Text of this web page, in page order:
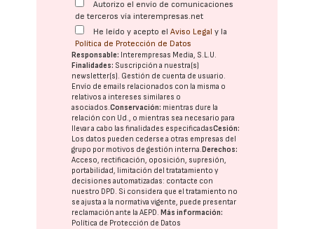
Autorizo el envío de comunicaciones
de terceros vía interempresas.net
He leído y acepto elAviso Legal y la
Política de Protección de Datos
Responsable: Interempresas Media, S.L.U.
Finalidades: Suscripción a nuestra(s)
newsletter(s). Gestión de cuenta de usuario.
Envío de emails relacionados con la misma o
relativos a intereses similares o
asociados.Conservación: mientras dure la
relación con Ud., o mientras sea necesario para
llevar a cabo las finalidades especificadasCesión:
Los datos pueden cederse a otras empresas del
grupo por motivos de gestión interna. Derechos:
Acceso, rectificación, oposición, supresión,
portabilidad, limitación del tratatamiento y
decisiones automatizadas: contacte con
nuestro DPD. Si considera que el tratamiento no
se ajusta a la normativa vigente, puede presentar
reclamación ante laAEPD. Más información:
Política de Protección de Datos